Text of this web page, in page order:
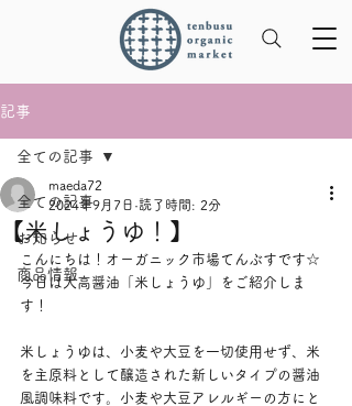
記事
全ての記事
お知らせ
商品情報
全ての記事
【米しょうゆ！】
maeda72
2024年9月7日 読了時間: 2分
こんにちは！オーガニック市場てんぶすです☆
今日は大高醤油「米しょうゆ」をご紹介しま
す！
米しょうゆは、小麦や大豆を一切使用せず、米
を主原料として醸造された新しいタイプの醤油
風調味料です。小麦や大豆アレルギーの方にと